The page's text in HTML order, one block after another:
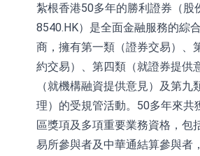
紮根香港50多年的勝利證券（股
8540.HK）是全面金融服務的綜
商，擁有第一類（證券交易）、
約交易）、第四類（就證券提供
（就機構融資提供意見）及第九
理）的受規管活動。50多年來共
區獎項及多項重要業務資格，包
易所參與者及中華通結算參與者